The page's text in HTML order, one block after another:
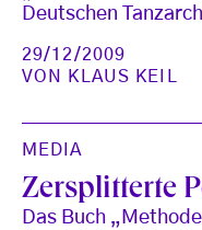
Deutschen
29/12/2009
VON
KLAUS KEIL
MEDIA
Zersplitterte
Das Buch